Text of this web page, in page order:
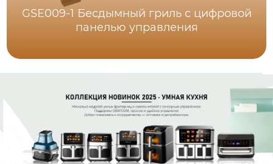
GSE009-1 Бесдымный гриль с цифровой
панелью управления